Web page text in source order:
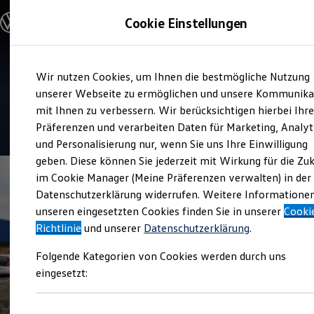
Hauptinhalt
springen
Footer
springen
Modelle und Konfigurator
Modelle vergleichen
Elektroautos
ENERGY Sondermodelle
Nutzfahrzeuge
SUV und CUV
Familienautos
Kombis
Kompaktwagen
Sportwagen
Schnell verfügbare Fahrzeuge
Angebote und Produkte
Aktuelle Angebote
E-Auto-Förderung
Volkswagen Marktplatz
Junge Gebrauchtwagen und Gebrauchtwagen
Volkswagen Zertifizierte Gebrauchtwagen
Zubehör- und Serviceangebote
Service
Autohaus Nies
4.8| 89 Bewertungen
Cookie Einstellungen
Wir nutzen Cookies, um Ihnen die bestmögliche Nutzung
unserer Webseite zu ermöglichen und unsere
mit Ihnen zu verbessern. Wir berücksichtigen hierbei Ihre
Präferenzen und verarbeiten Daten für Marketing,
und Personalisierung nur, wenn Sie uns Ihre Einwilligung
geben. Diese können Sie jederzeit mit Wirkung für die
im Cookie Manager (Meine Präferenzen verwalten) in der
Datenschutzerklärung widerrufen. Weitere
unseren eingesetzten Cookies finden Sie in unserer
Richtlinie und unserer Datenschutzerklärung.
Folgende Kategorien von Cookies werden durch uns
eingesetzt: